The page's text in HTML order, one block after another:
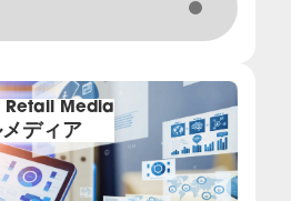
ス開設のお知らせ
Retail Media
ディア